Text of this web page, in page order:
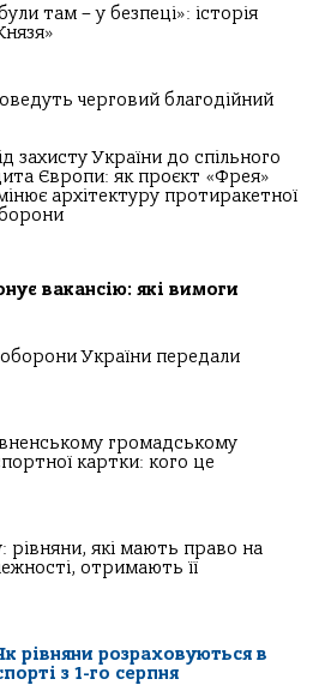
там – у безпеці»: історія
черговий благодійний
захисту України до спільного
Європи: як проєкт «Фрея»
архітектуру протиракетної
вакансію: які вимоги
України передали
громадському
картки: кого це
рівняни, які мають право на
отримають її
рівняни розраховуються в
з 1-го серпня